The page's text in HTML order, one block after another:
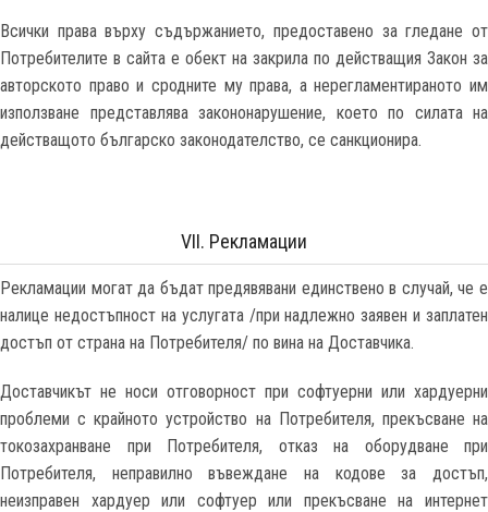
Всички права върху съдържанието, предоставено за гледане от
Потребителите в сайта е обект на закрила по действащия Закон за
авторското право и сродните му права, а нерегламентираното им
използване представлява закононарушение, което по силата на
действащото българско законодателство, се санкционира.
VII. Рекламации
Рекламации могат да бъдат предявявани единствено в случай, че е
налице недостъпност на услугата /при надлежно заявен и заплатен
достъп от страна на Потребителя/ по вина на Доставчика.
Доставчикът не носи отговорност при софтуерни или хардуерни
проблеми с крайното устройство на Потребителя, прекъсване на
токозахранване при Потребителя, отказ на оборудване при
Потребителя, неправилно въвеждане на кодове за достъп,
неизправен хардуер или софтуер или прекъсване на интернет